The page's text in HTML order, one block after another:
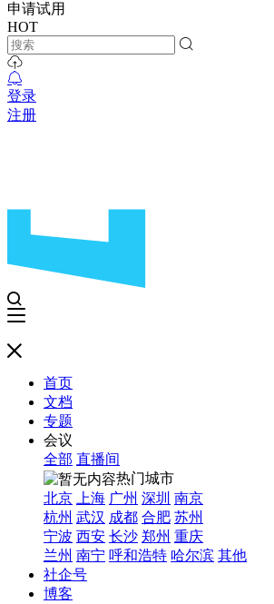
申请试用
HOT
登录
注册
首页
文档
专题
会议
全部 直播间
热门城市
北京
上海 广州 深圳 南京
杭州 武汉 成都 合肥 苏州
宁波 西安 长沙 郑州 重庆
兰州 南宁 呼和浩特 哈尔滨 其他
社企号
博客